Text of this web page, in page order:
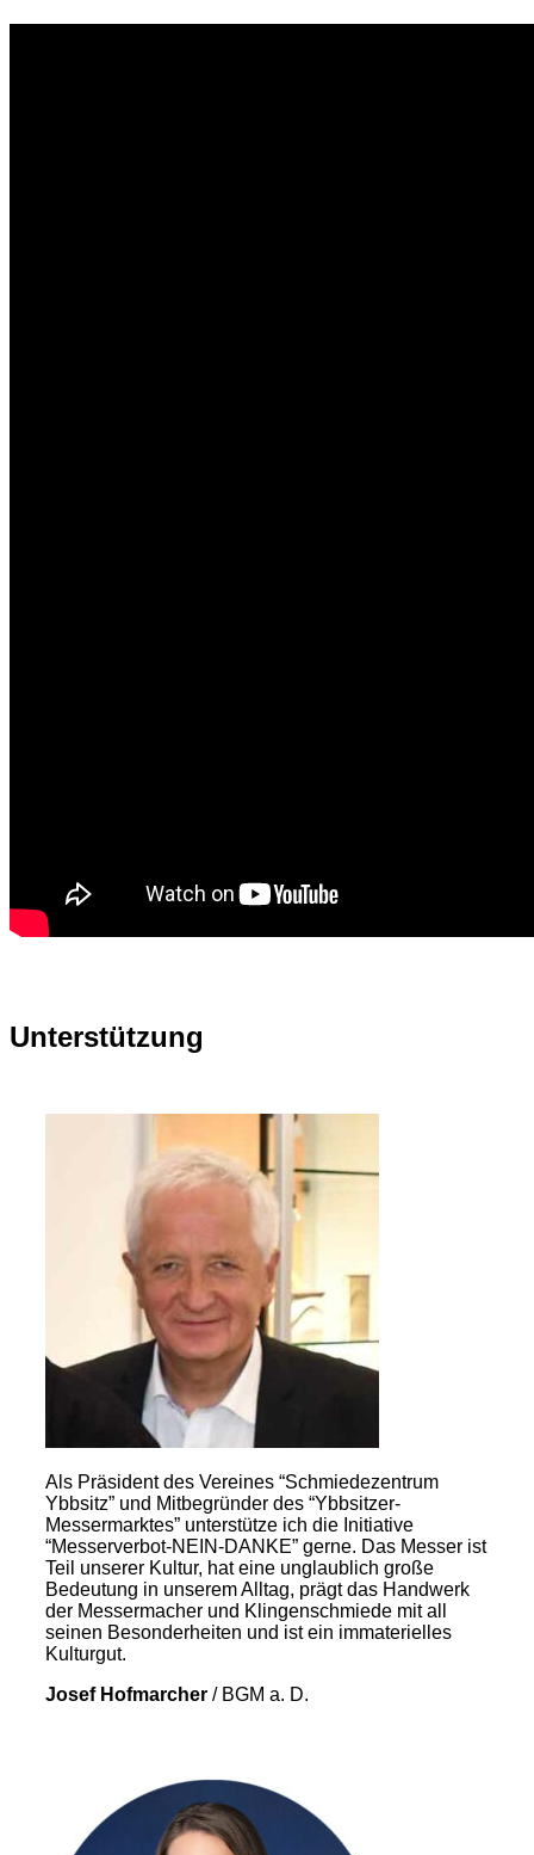
Unterstützung
Als Präsident des Vereines “Schmiedezentrum
Ybbsitz” und Mitbegründer des “Ybbsitzer-
Messermarktes” unterstütze ich die Initiative
“Messerverbot-NEIN-DANKE” gerne. Das Messer ist
Teil unserer Kultur, hat eine unglaublich große
Bedeutung in unserem Alltag, prägt das Handwerk
der Messermacher und Klingenschmiede mit all
seinen Besonderheiten und ist ein immaterielles
Kulturgut.
Josef Hofmarcher / BGM a. D.